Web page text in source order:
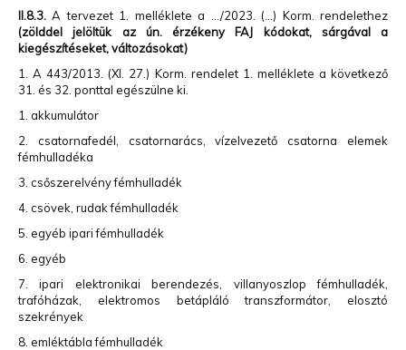
II.8.3.A tervezet 1. melléklete a .../2023. (…) Korm. rendelethez
(zölddel jelöltük az ún. érzékeny FAJ kódokat, sárgával a
kiegészítéseket, változásokat)
1. A 443/2013. (XI. 27.) Korm. rendelet 1. melléklete a következő
31. és 32. ponttal egészülne ki.
1. akkumulátor
2. csatornafedél, csatornarács, vízelvezető csatorna elemek
fémhulladéka
3. csőszerelvény fémhulladék
4. csövek, rudak fémhulladék
5. egyéb ipari fémhulladék
6. egyéb
7. ipari elektronikai berendezés, villanyoszlop fémhulladék,
trafóházak, elektromos betápláló transzformátor, elosztó
szekrények
8. emléktábla fémhulladék